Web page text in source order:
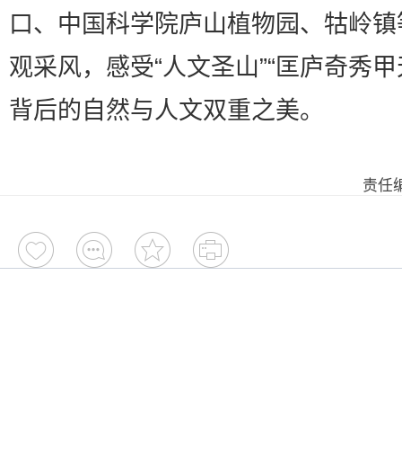
口、中国科学院庐山植物园、牯岭
观采风，感受“人文圣山”“匡庐奇秀甲
背后的自然与人文双重之美。
责任